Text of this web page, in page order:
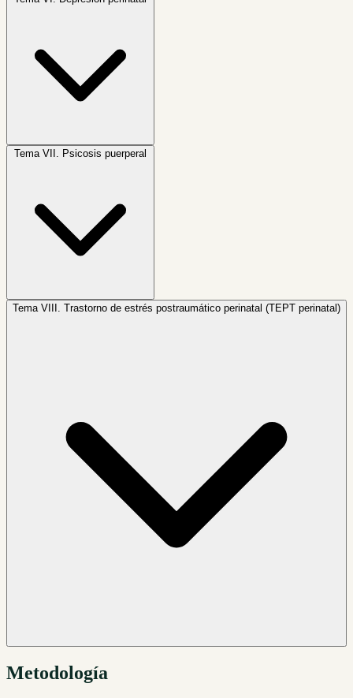
Tema VII.
Tema VIII. Trastorno de estrés postraumático perinatal (TEPT perinatal)
Metodología